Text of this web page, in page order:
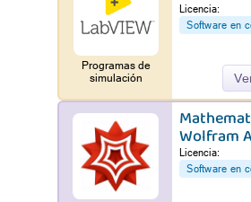
Programas de
simulación
Licencia:
Software en
Wolfram
Licencia:
Software en